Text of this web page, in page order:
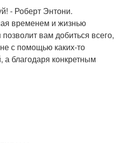
- Роберт Энтони.
временем и жизнью
вам добиться всего,
с помощью каких-то
благодаря конкретным